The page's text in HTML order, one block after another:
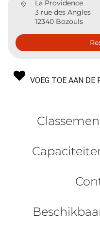
La Providence
3 rue des Angles
12340 Bozouls
VOEG TOE AAN DE